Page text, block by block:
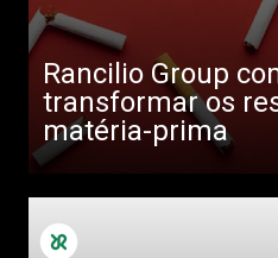
Rancilio Group
transformar os
matéria-prima